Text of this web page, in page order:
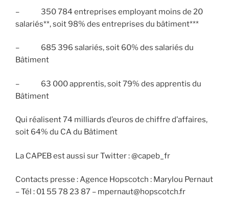
– 350 784 entreprises employant moins de 20
salariés**, soit 98% des entreprises du bâtiment***
– 685 396 salariés, soit 60% des salariés du
Bâtiment
– 63 000 apprentis, soit 79% des apprentis du
Bâtiment
Qui réalisent 74 milliards d’euros de chiffre d’affaires,
soit 64% du CA du Bâtiment
La CAPEB est aussi sur Twitter : @capeb_fr
Contacts presse : Agence Hopscotch : Marylou Pernaut
– Tél : 01 55 78 23 87 – mpernaut@hopscotch.fr